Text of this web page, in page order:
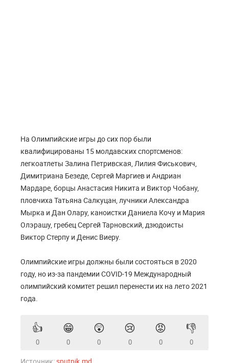
На Олимпийские игры до сих пор были
квалифицированы 15 молдавских спортсменов:
легкоатлеты Залина Петривская, Лилия Фиськович,
Димитриана Безеде, Сергей Маргиев и Андриан
Мардаре, борцы Анастасия Никита и Виктор Чобану,
пловчиха Татьяна Салкуцан, лучники Александра
Мырка и Дан Олару, каноистки Даниела Кочу и Мария
Олэрашу, гребец Сергей Тарновский, дзюдоисты
Виктор Стерпу и Денис Виеру.
Олимпийские игры должны были состояться в 2020
году, но из-за пандемии COVID-19 Международный
олимпийский комитет решил перенести их на лето 2021
года.
👍
0
😁
0
😲
0
😢
0
😡
0
👎
0